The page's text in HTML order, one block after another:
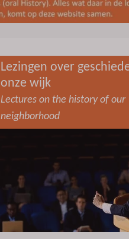
Lezingen over
onze wijk
Lectures on the history of our
neighborhood